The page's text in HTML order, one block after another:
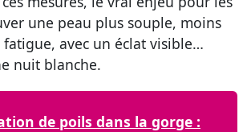
une peau plus souple, moins
avec un éclat visible…
nuit blanche.
de poils dans la gorge :